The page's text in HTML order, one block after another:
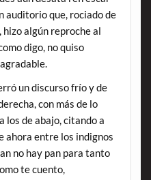
auditorio que, rociado de
algún reproche al
digo, no quiso
un discurso frío y de
con más de lo
los de abajo, citando a
ahora entre los indignos
no hay pan para tanto
te cuento,